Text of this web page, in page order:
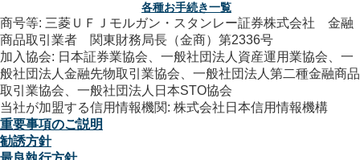
各種お手続き一覧
商号等: 三菱ＵＦＪモルガン・スタンレー証券株式会社 金融
商品取引業者 関東財務局長（金商）第2336号
加入協会: 日本証券業協会、一般社団法人資産運用業協会、一
般社団法人金融先物取引業協会、一般社団法人第二種金融商品
取引業協会、一般社団法人日本STO協会
当社が加盟する信用情報機関: 株式会社日本信用情報機構
重要事項のご説明
勧誘方針